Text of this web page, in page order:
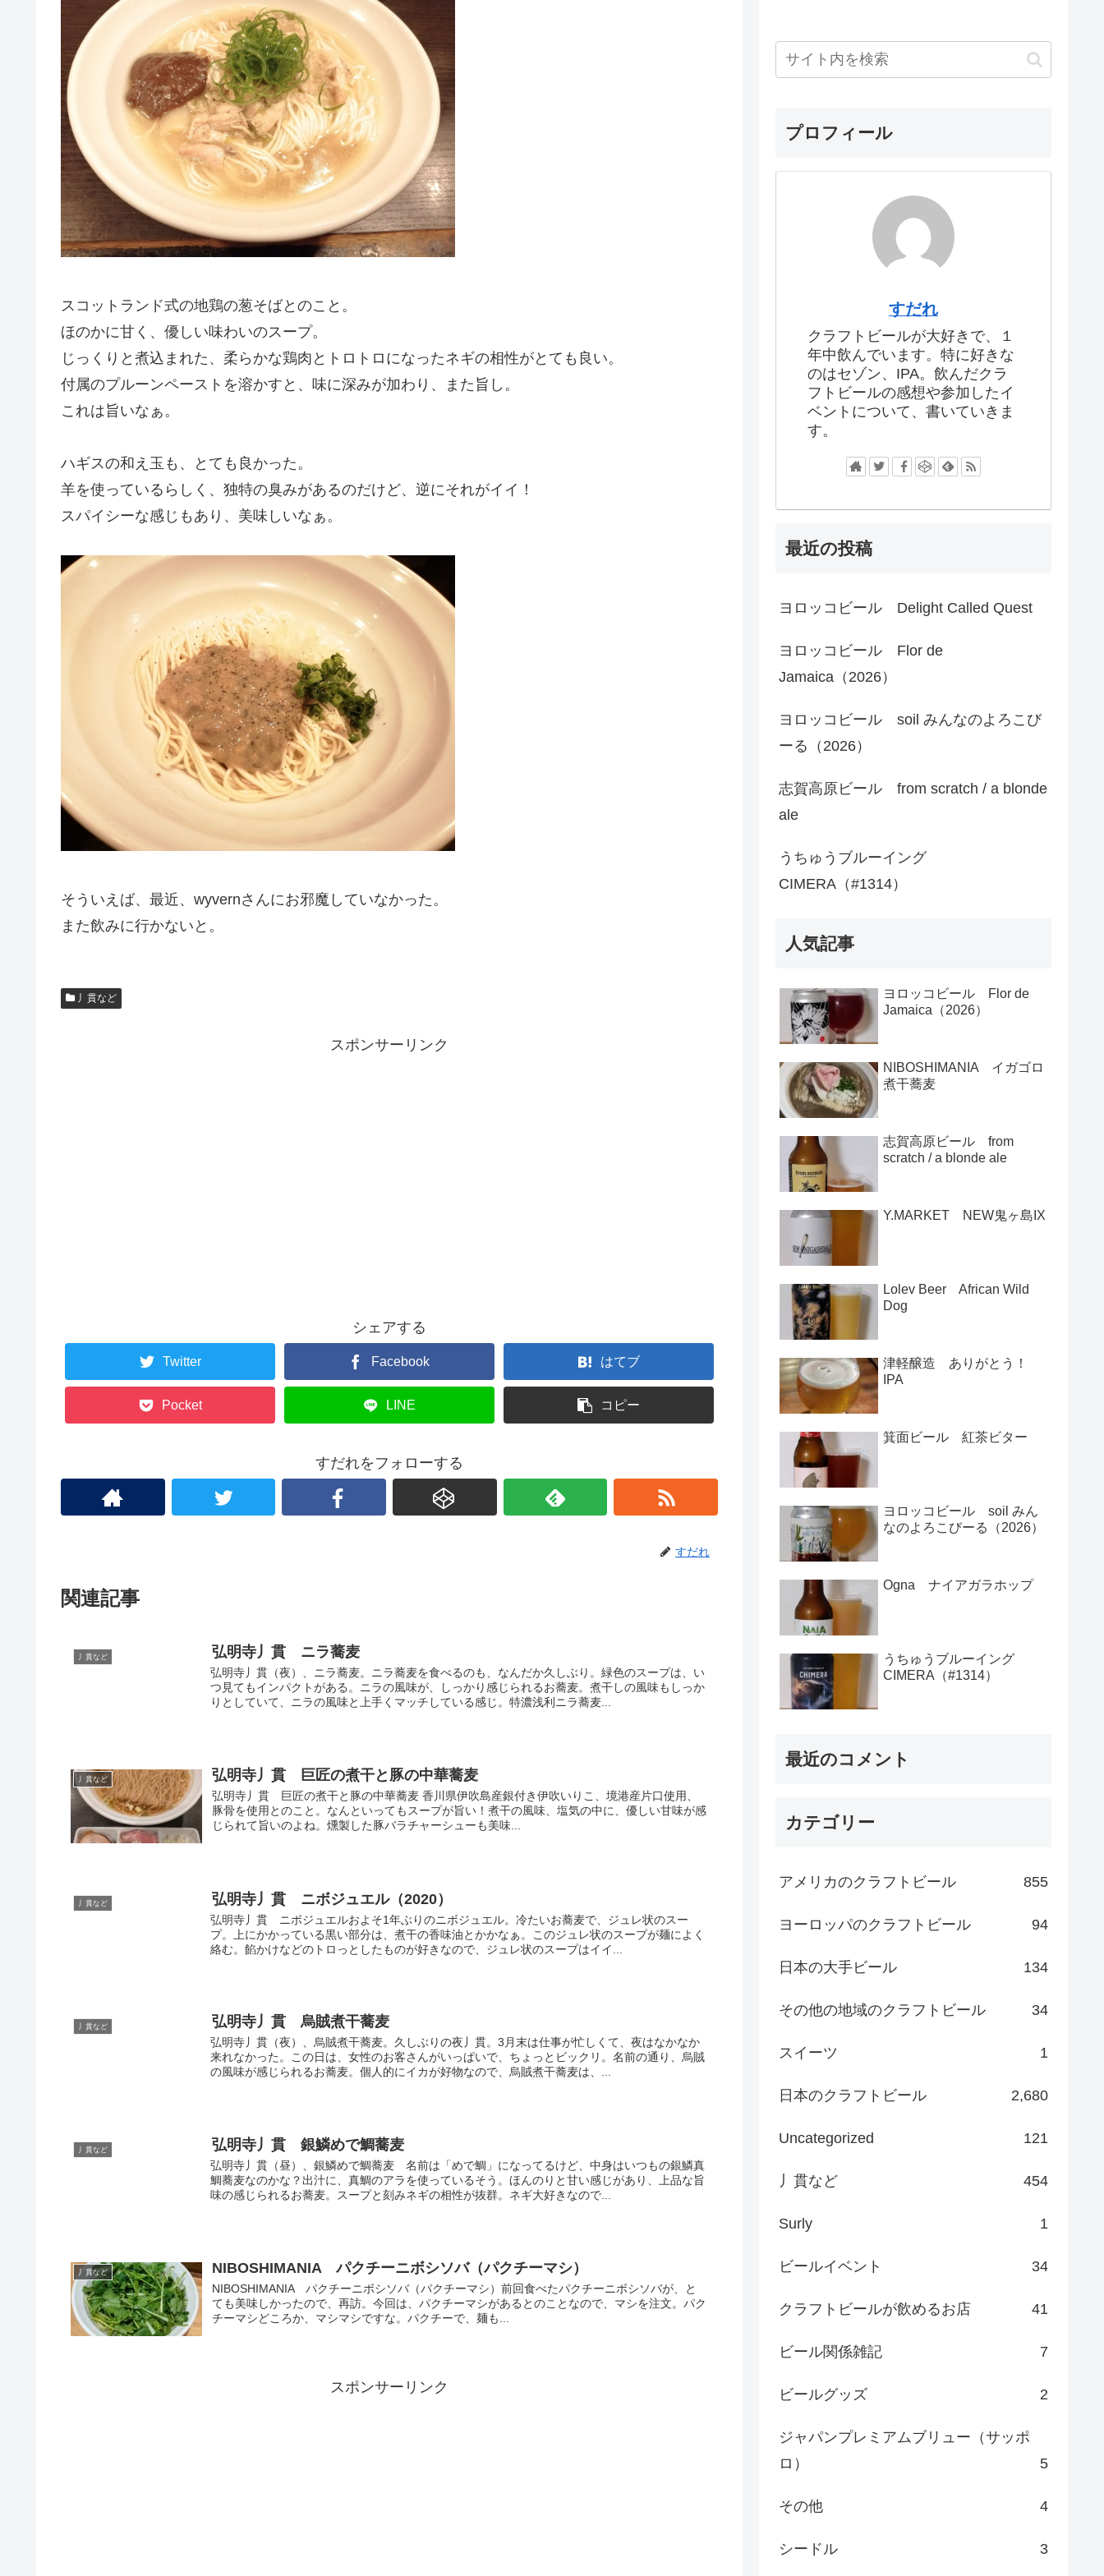
スコットランド式の地鶏の葱そばとのこと。
ほのかに甘く、優しい味わいのスープ。
じっくりと煮込まれた、柔らかな鶏肉とトロトロになったネギの相性がとても良い。
付属のプルーンペーストを溶かすと、味に深みが加わり、また旨し。
これは旨いなぁ。
ハギスの和え玉も、とても良かった。
羊を使っているらしく、独特の臭みがあるのだけど、逆にそれがイイ！
スパイシーな感じもあり、美味しいなぁ。
そういえば、最近、wyvernさんにお邪魔していなかった。
また飲みに行かないと。
丿貫など
スポンサーリンク
シェアする
Twitter Facebook はてブ
Pocket LINE コピー
すだれをフォローする
すだれ
関連記事
丿貫など 弘明寺丿貫 ニラ蕎麦
弘明寺丿貫（夜）、ニラ蕎麦。ニラ蕎麦を食べるのも、なんだか久しぶり。緑色のスープは、い
つ見てもインパクトがある。ニラの風味が、しっかり感じられるお蕎麦。煮干しの風味もしっか
りとしていて、ニラの風味と上手くマッチしている感じ。特濃浅利ニラ蕎麦...
丿貫など 弘明寺丿貫 巨匠の煮干と豚の中華蕎麦
弘明寺丿貫 巨匠の煮干と豚の中華蕎麦 香川県伊吹島産銀付き伊吹いりこ、境港産片口使用、
豚骨を使用とのこと。なんといってもスープが旨い！煮干の風味、塩気の中に、優しい甘味が感
じられて旨いのよね。燻製した豚バラチャーシューも美味...
丿貫など 弘明寺丿貫 ニボジュエル（2020）
弘明寺丿貫 ニボジュエルおよそ1年ぶりのニボジュエル。冷たいお蕎麦で、ジュレ状のスー
プ。上にかかっている黒い部分は、煮干の香味油とかかなぁ。このジュレ状のスープが麺によく
絡む。餡かけなどのトロっとしたものが好きなので、ジュレ状のスープはイイ...
丿貫など 弘明寺丿貫 烏賊煮干蕎麦
弘明寺丿貫（夜）、烏賊煮干蕎麦。久しぶりの夜丿貫。3月末は仕事が忙しくて、夜はなかなか
来れなかった。この日は、女性のお客さんがいっぱいで、ちょっとビックリ。名前の通り、烏賊
の風味が感じられるお蕎麦。個人的にイカが好物なので、烏賊煮干蕎麦は、...
丿貫など 弘明寺丿貫 銀鱗めで鯛蕎麦
弘明寺丿貫（昼）、銀鱗めで鯛蕎麦 名前は「めで鯛」になってるけど、中身はいつもの銀鱗真
鯛蕎麦なのかな？出汁に、真鯛のアラを使っているそう。ほんのりと甘い感じがあり、上品な旨
味の感じられるお蕎麦。スープと刻みネギの相性が抜群。ネギ大好きなので...
丿貫など NIBOSHIMANIA パクチーニボシソバ（パクチーマシ）
NIBOSHIMANIA パクチーニボシソバ（パクチーマシ）前回食べたパクチーニボシソバが、と
ても美味しかったので、再訪。今回は、パクチーマシがあるとのことなので、マシを注文。パク
チーマシどころか、マシマシですな。パクチーで、麺も...
スポンサーリンク
プロフィール
すだれ
クラフトビールが大好きで、１
年中飲んでいます。特に好きな
のはセゾン、IPA。飲んだクラ
フトビールの感想や参加したイ
ベントについて、書いていきま
す。
最近の投稿
ヨロッコビール Delight Called Quest
ヨロッコビール Flor de
Jamaica（2026）
ヨロッコビール soil みんなのよろこび
ーる（2026）
志賀高原ビール from scratch / a blonde
ale
うちゅうブルーイング
CIMERA（#1314）
人気記事
ヨロッコビール Flor de
Jamaica（2026）
NIBOSHIMANIA イガゴロ
煮干蕎麦
志賀高原ビール from
scratch / a blonde ale
Y.MARKET NEW鬼ヶ島IX
Lolev Beer African Wild
Dog
津軽醸造 ありがとう！
IPA
箕面ビール 紅茶ビター
ヨロッコビール soil みん
なのよろこびーる（2026）
Ogna ナイアガラホップ
うちゅうブルーイング
CIMERA（#1314）
最近のコメント
カテゴリー
アメリカのクラフトビール 855
ヨーロッパのクラフトビール 94
日本の大手ビール 134
その他の地域のクラフトビール 34
スイーツ 1
日本のクラフトビール 2,680
Uncategorized 121
丿貫など 454
Surly 1
ビールイベント 34
クラフトビールが飲めるお店 41
ビール関係雑記 7
ビールグッズ 2
ジャパンプレミアムブリュー（サッポ
ロ）
5
その他 4
シードル 3